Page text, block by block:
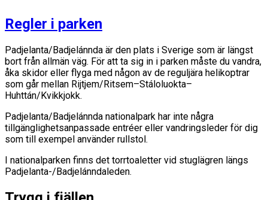
Regler i parken
Padjelanta/Badjelánnda är den plats i Sverige som är längst
bort från allmän väg. För att ta sig in i parken måste du vandra,
åka skidor eller flyga med någon av de reguljära helikoptrar
som går mellan Rijtjem/Ritsem–Stáloluokta–
Huhttán/Kvikkjokk.
Padjelanta/Badjelánnda nationalpark har inte några
tillgänglighetsanpassade entréer eller vandringsleder för dig
som till exempel använder rullstol.
I nationalparken finns det torrtoaletter vid stuglägren längs
Padjelanta-/Badjelánndaleden.